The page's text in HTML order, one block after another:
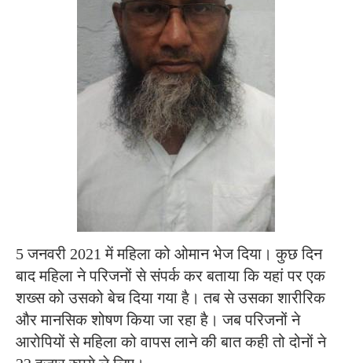
5 जनवरी 2021 में महिला को ओमान भेज दिया। कुछ दिन
बाद महिला ने परिजनों से संपर्क कर बताया कि यहां पर एक
शख्स को उसको बेच दिया गया है। तब से उसका शारीरिक
और मानसिक शोषण किया जा रहा है। जब परिजनों ने
आरोपियों से महिला को वापस लाने की बात कही तो दोनों ने